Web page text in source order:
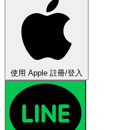
使用 Apple 註冊/登入